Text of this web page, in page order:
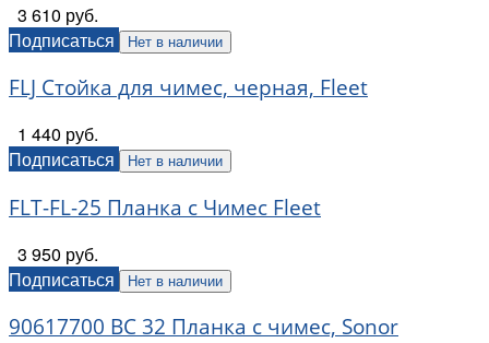
3 610 руб.
Подписаться
Нет в наличии
FLJ Стойка для чимес, черная, Fleet
1 440 руб.
Подписаться
Нет в наличии
FLT-FL-25 Планка с Чимес Fleet
3 950 руб.
Подписаться
Нет в наличии
90617700 BC 32 Планка с чимес, Sonor